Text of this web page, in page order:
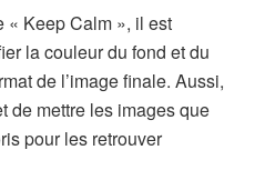
« Keep Calm », il est
la couleur du fond et du
de l’image finale. Aussi,
de mettre les images que
pour les retrouver